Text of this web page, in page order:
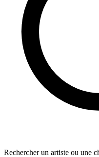
Rechercher un artiste ou une